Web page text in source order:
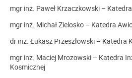
mgr inż. Paweł Krzaczkowski –
mgr inż. Michał Zielosko – Katedra
dr inż. Łukasz Przeszłowski – Katedra
mgr inż. Maciej Mrozowski – Katedra
Kosmicznej